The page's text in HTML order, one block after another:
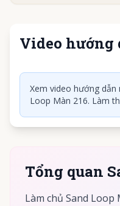
Video hướng
Xem video hướng dẫn
Loop Màn 216. Làm
Tổng quan
Làm chủ Sand